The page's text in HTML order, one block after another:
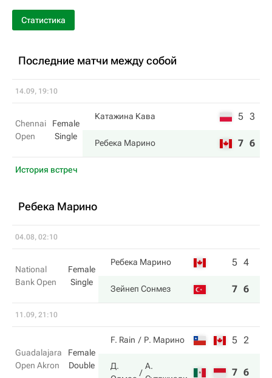
Статистика
Последние матчи между собой
14.09, 19:10
Chennai
Open
Female
Single
Катажина Кава 5 3
Ребека Марино 7 6
История встреч
Ребека Марино
04.08, 02:10
National
Bank Open
Female
Single
Ребека Марино 5 4
Зейнеп Сонмез 7 6
11.09, 21:10
Guadalajara
Open Akron
Female
Double
F. Rain Р. Марино 5 2
Д.
А.
7 6